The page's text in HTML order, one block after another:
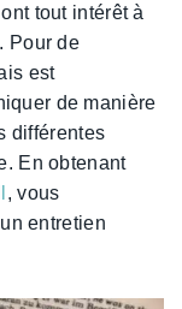
tout intérêt à
Pour de
est
de manière
différentes
En obtenant
, vous
entretien